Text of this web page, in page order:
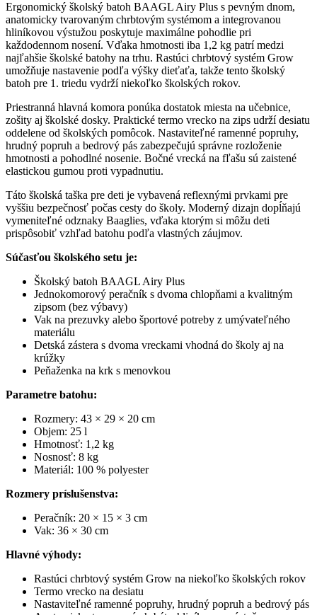
Ergonomický školský batoh BAAGL Airy Plus s pevným dnom,
anatomicky tvarovaným chrbtovým systémom a integrovanou
hliníkovou výstužou poskytuje maximálne pohodlie pri
každodennom nosení. Vďaka hmotnosti iba 1,2 kg patrí medzi
najľahšie školské batohy na trhu. Rastúci chrbtový systém Grow
umožňuje nastavenie podľa výšky dieťaťa, takže tento školský
batoh pre 1. triedu vydrží niekoľko školských rokov.
Priestranná hlavná komora ponúka dostatok miesta na učebnice,
zošity aj školské dosky. Praktické termo vrecko na zips udrží desiatu
oddelene od školských pomôcok. Nastaviteľné ramenné popruhy,
hrudný popruh a bedrový pás zabezpečujú správne rozloženie
hmotnosti a pohodlné nosenie. Bočné vrecká na fľašu sú zaistené
elastickou gumou proti vypadnutiu.
Táto školská taška pre deti je vybavená reflexnými prvkami pre
vyššiu bezpečnosť počas cesty do školy. Moderný dizajn dopĺňajú
vymeniteľné odznaky Baaglies, vďaka ktorým si môžu deti
prispôsobiť vzhľad batohu podľa vlastných záujmov.
Súčasťou školského setu je:
Školský batoh BAAGL Airy Plus
Jednokomorový peračník s dvoma chlopňami a kvalitným
zipsom (bez výbavy)
Vak na prezuvky alebo športové potreby z umývateľného
materiálu
Detská zástera s dvoma vreckami vhodná do školy aj na
krúžky
Peňaženka na krk s menovkou
Parametre batohu:
Rozmery: 43 × 29 × 20 cm
Objem: 25 l
Hmotnosť: 1,2 kg
Nosnosť: 8 kg
Materiál: 100 % polyester
Rozmery príslušenstva:
Peračník: 20 × 15 × 3 cm
Vak: 36 × 30 cm
Hlavné výhody:
Rastúci chrbtový systém Grow na niekoľko školských rokov
Termo vrecko na desiatu
Nastaviteľné ramenné popruhy, hrudný popruh a bedrový pás